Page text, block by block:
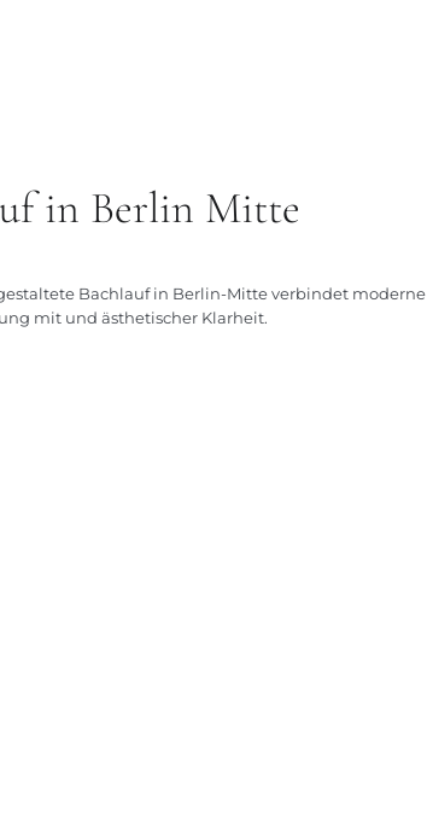
in Berlin Mitte
Bachlauf in Berlin-Mitte verbindet moderne
mit und ästhetischer Klarheit.